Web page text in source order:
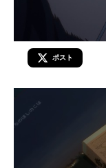
ポスト